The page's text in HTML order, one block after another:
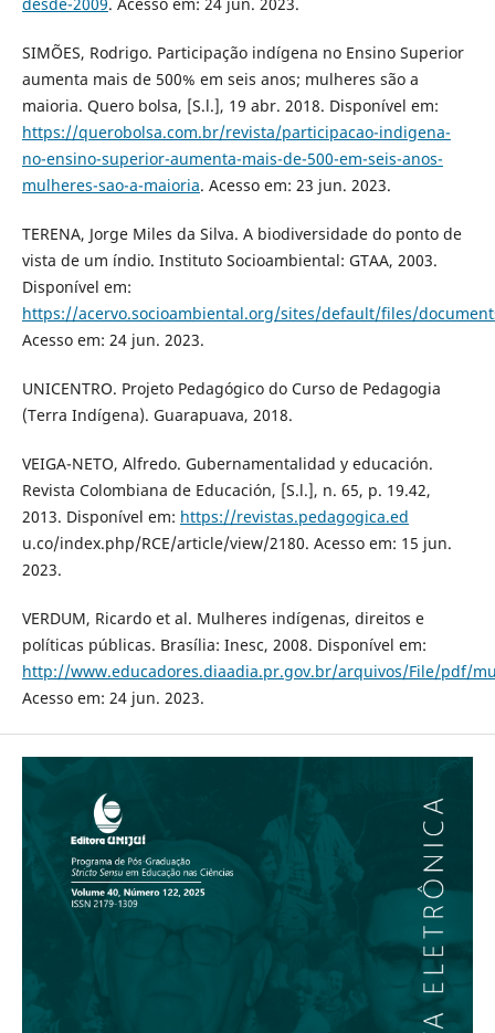
SIMÕES, Rodrigo. Participação indígena no Ensino Superior
aumenta mais de 500% em seis anos; mulheres são a
maioria. Quero bolsa, [S.l.], 19 abr. 2018. Disponível em:
https://querobolsa.com.br/revista/participacao-indigena-
no-ensino-superior-aumenta-mais-de-500-em-seis-anos-
mulheres-sao-a-maioria. Acesso em: 23 jun. 2023.
TERENA, Jorge Miles da Silva. A biodiversidade do ponto de
vista de um índio. Instituto Socioambiental: GTAA, 2003.
Disponível em:
https://acervo.socioambiental.org/sites/default/files/
Acesso em: 24 jun. 2023.
UNICENTRO. Projeto Pedagógico do Curso de Pedagogia
(Terra Indígena). Guarapuava, 2018.
VEIGA-NETO, Alfredo. Gubernamentalidad y educación.
Revista Colombiana de Educación, [S.l.], n. 65, p. 19.42,
2013. Disponível em: https://revistas.pedagogica.ed
u.co/index.php/RCE/article/view/2180. Acesso em: 15 jun.
2023.
VERDUM, Ricardo et al. Mulheres indígenas, direitos e
políticas públicas. Brasília: Inesc, 2008. Disponível em:
http://www.educadores.diaadia.pr.gov.br/arquivos/File/pdf/
Acesso em: 24 jun. 2023.